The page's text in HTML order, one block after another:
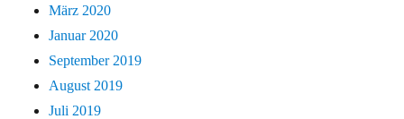
März 2020
Januar 2020
September 2019
August 2019
Juli 2019